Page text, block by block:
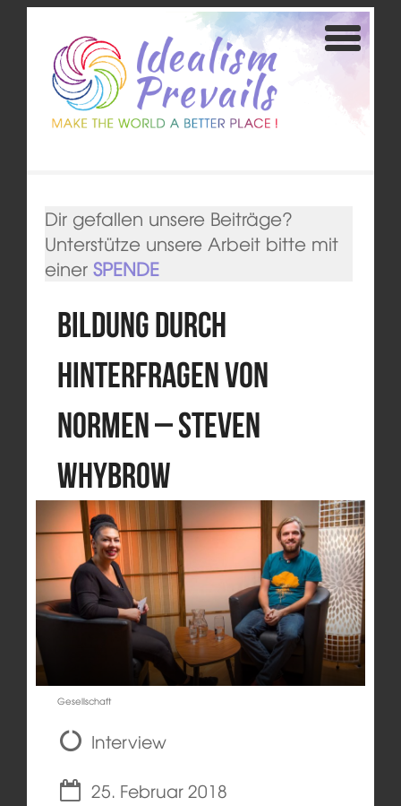
Dir gefallen unsere Beiträge?
Unterstütze unsere Arbeit bitte mit
einer SPENDE
Bildung durch
Hinterfragen von
Normen – Steven
Whybrow
Gesellschaft
Interview
25. Februar 2018